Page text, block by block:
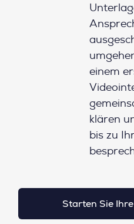
einem
klären
bis zu
Starten Sie